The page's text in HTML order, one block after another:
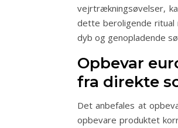
vejrtrækningsøvelser,
dette beroligende ritual
dyb og genopladende
Opbevar
fra direkte
Det anbefales at
opbevare produktet